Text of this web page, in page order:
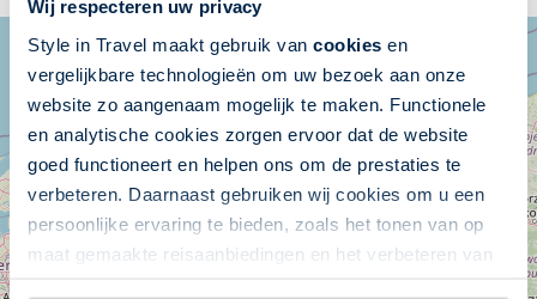
Wij respecteren uw privacy
Style in Travel maakt gebruik van cookies en
vergelijkbare technologieën om uw bezoek aan onze
website zo aangenaam mogelijk te maken. Functionele
en analytische cookies zorgen ervoor dat de website
goed functioneert en helpen ons om de prestaties te
verbeteren. Daarnaast gebruiken wij cookies om u een
persoonlijke ervaring te bieden, zoals het tonen van op
maat gemaakte reisaanbiedingen en het verbeteren van
+
−